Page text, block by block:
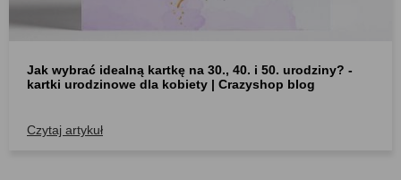
Jak wybrać idealną kartkę na 30., 40. i 50. urodziny? -
kartki urodzinowe dla kobiety | Crazyshop blog
Czytaj artykuł